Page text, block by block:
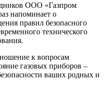
ООО «Газпром
напоминает о
правил безопасного
технического
к вопросам
газовых приборов –
ваших родных и